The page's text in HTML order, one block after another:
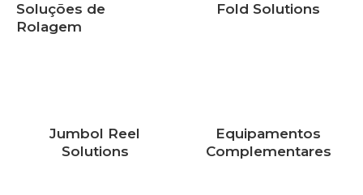
Soluções de
Rolagem
Fold Solutions
Jumbol Reel
Solutions
Equipamentos
Complementares